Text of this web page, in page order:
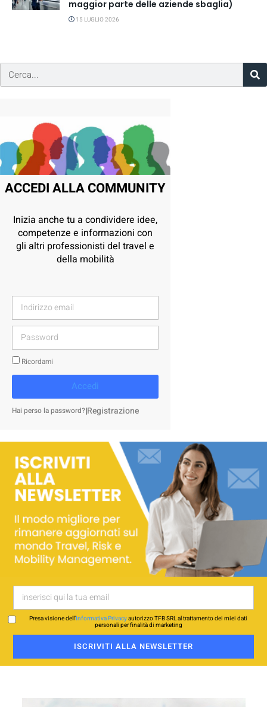
maggior parte delle aziende sbaglia)
15 LUGLIO 2026
ACCEDI ALLA COMMUNITY
Inizia anche tu a condividere idee,
competenze e informazioni con
gli altri professionisti del travel e
della mobilità
Ricordami
Accedi
Hai perso la password?|Registrazione
Presa visione dell’Informativa Privacyautorizzo TFB SRL al trattamento dei miei dati
personali per finalità di marketing
ISCRIVITI ALLA NEWSLETTER